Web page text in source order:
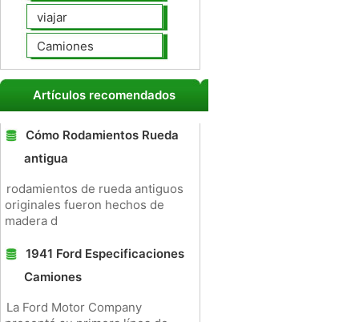
viajar
Camiones
Artículos recomendados
Cómo Rodamientos Rueda
antigua
rodamientos de rueda antiguos
originales fueron hechos de
madera d
1941 Ford Especificaciones
Camiones
La Ford Motor Company